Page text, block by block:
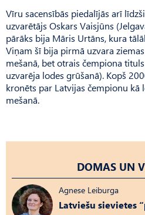
Vīru sacensībās piedalījās arī
uzvarētājs Oskars Vaisjūns
pārāks bija Māris Urtāns, kura
Viņam šī bija pirmā uzvara
mešanā, bet otrais čempiona
uzvarēja lodes grūšanā). Kopš
kronēts par Latvijas čempionu kā
mešanā.
DOMAS UN
Agnese Leiburga
Latviešu sievietes